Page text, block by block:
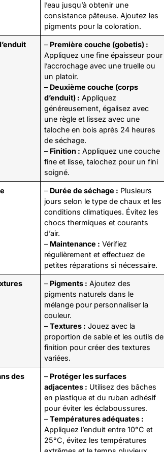
l’eau jusqu’à obtenir une
consistance pâteuse. Ajoutez les
pigments pour la coloration.
– Première couche (gobetis) :
Appliquez une fine épaisseur pour
l’accrochage avec une truelle ou
un platoir.
– Deuxième couche (corps
d’enduit) : Appliquez
généreusement, égalisez avec
une règle et lissez avec une
taloche en bois après 24 heures
de séchage.
– Finition : Appliquez une couche
fine et lisse, talochez pour un fini
soigné.
– Durée de séchage : Plusieurs
jours selon le type de chaux et les
conditions climatiques. Évitez les
chocs thermiques et courants
d’air.
– Maintenance : Vérifiez
régulièrement et effectuez de
petites réparations si nécessaire.
– Pigments : Ajoutez des
pigments naturels dans le
mélange pour personnaliser la
couleur.
–Textures : Jouez avec la
proportion de sable et les outils de
finition pour créer des textures
variées.
des
– Protéger les surfaces
adjacentes : Utilisez des bâches
en plastique et du ruban adhésif
pour éviter les éclaboussures.
–Températures adéquates :
Appliquez l’enduit entre 10°C et
25°C, évitez les températures